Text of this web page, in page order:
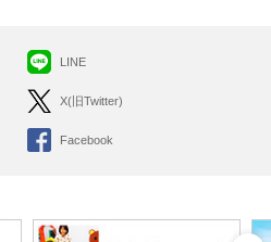
LINE
X(旧Twitter)
Facebook